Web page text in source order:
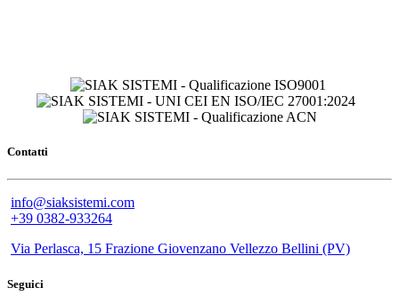
Contatti
info@siaksistemi.com
+39 0382-933264
Via Perlasca, 15 Frazione Giovenzano Vellezzo Bellini (PV)
Seguici